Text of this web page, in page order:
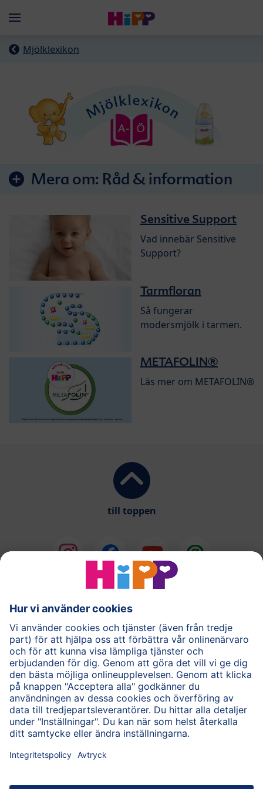
Menü
Mjölklexikon
Mera om: Råd & information
Sensitive Support
Vad innebär Sensitive
Support?
Tarmfloran
Så fungerar
modersmjölk i tarmen.
METAFOLIN®
Läs mer om METAFOLIN®
till toppen
Frågor & Svar
HiPP-appen
Användarvillkor
Personuppgiftspolicy
Cookie policy
Om HiPP
Kontakta oss
HiPP för vårdpersonal